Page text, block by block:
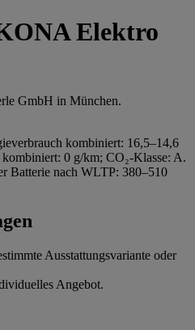
Elektro
GmbH in München.
kombiniert: 16,5–14,6
0 g/km; CO₂-Klasse: A.
Batterie nach WLTP: 380–510
Ausstattungsvariante oder
Angebot.